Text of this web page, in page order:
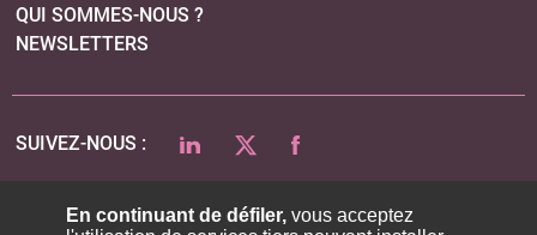
QUI SOMMES-NOUS ?
NEWSLETTERS
SUIVEZ-NOUS : LINKEDINTWITTERFACEBOOK
En continuant de défiler,vous acceptez